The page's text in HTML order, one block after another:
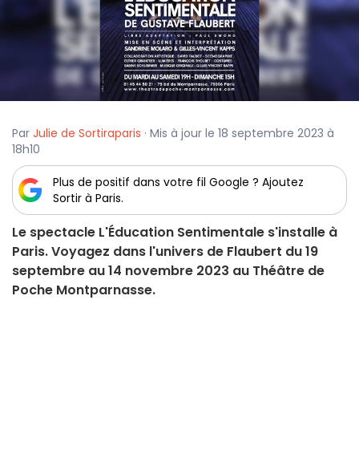
Par Julie de Sortiraparis · Mis à jour le 18 septembre 2023 à
18h10
Plus de positif dans votre fil Google ? Ajoutez
Sortir à Paris.
Le spectacle L'Éducation Sentimentale s'installe à
Paris. Voyagez dans l'univers de Flaubert du 19
septembre au 14 novembre 2023 au Théâtre de
Poche Montparnasse.